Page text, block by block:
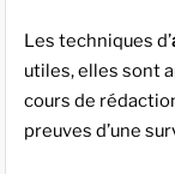
Les techniques d’
utiles, elles sont
cours de
preuves d’une